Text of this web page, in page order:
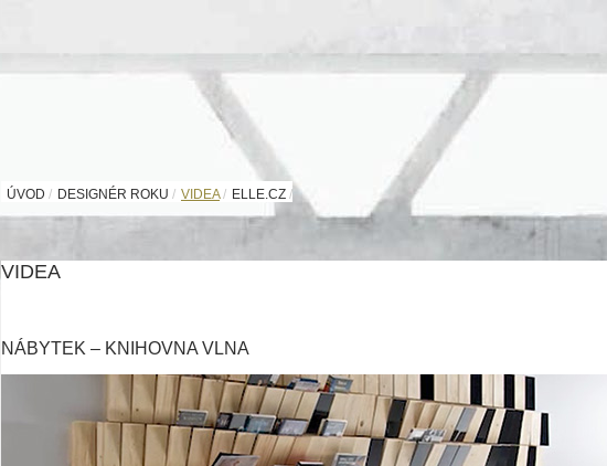
VIDEA
NÁBYTEK – KNIHOVNA VLNA
ÚVOD / DESIGNÉR ROKU / VIDEA / ELLE.CZ /